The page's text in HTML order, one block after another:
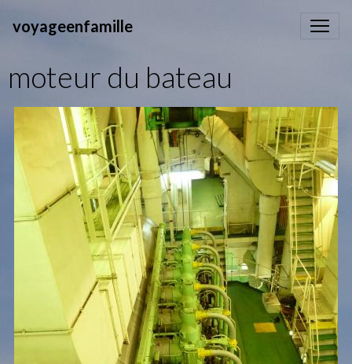
voyageenfamille
moteur du bateau